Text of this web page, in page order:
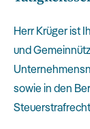
Herr Krüger ist
und
sowie in den